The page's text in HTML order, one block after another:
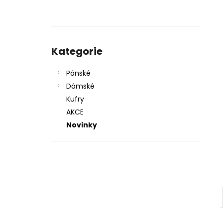
kategorie
Kategorie
Pánské
Dámské
Kufry
AKCE
Novinky